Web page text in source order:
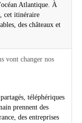
Atlantique. À
cet itinéraire
des châteaux et
vont changer nos
téléphériques
prennent des
des entreprises